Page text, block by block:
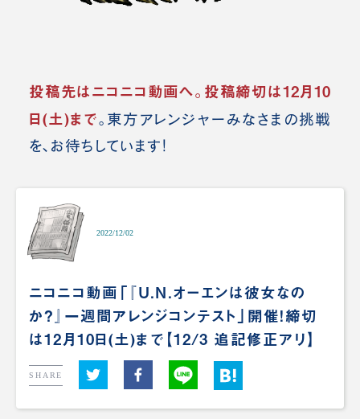
投稿先はニコニコ動画へ。投稿締切は12月10
日(土)まで。東方アレンジャーみなさまの挑戦
を、お待ちしています！
2022/12/02
ニコニコ動画「『U.N.オーエンは彼女なの
か？』一週間アレンジコンテスト」開催！締切
は12月10日(土)まで【12/3 追記修正アリ】
SHARE